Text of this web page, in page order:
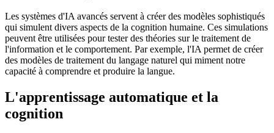
Les systèmes d'IA avancés servent à créer des modèles sophistiqués
qui simulent divers aspects de la cognition humaine. Ces simulations
peuvent être utilisées pour tester des théories sur le traitement de
l'information et le comportement. Par exemple, l'IA permet de créer
des modèles de traitement du langage naturel qui miment notre
capacité à comprendre et produire la langue.
L'apprentissage automatique et la
cognition